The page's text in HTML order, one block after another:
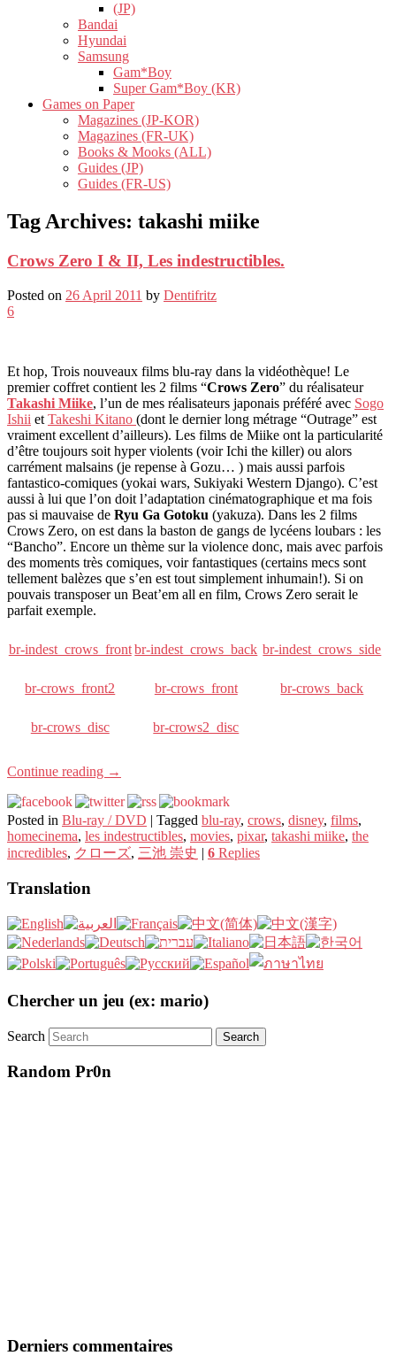
(JP)
Bandai
Hyundai
Samsung
Gam*Boy
Super Gam*Boy (KR)
Games on Paper
Magazines (JP-KOR)
Magazines (FR-UK)
Books & Mooks (ALL)
Guides (JP)
Guides (FR-US)
Tag Archives: takashi miike
Crows Zero I & II, Les indestructibles.
Posted on 26 April 2011 by Dentifritz
6
Et hop, Trois nouveaux films blu-ray dans la vidéothèque! Le
premier coffret contient les 2 films “Crows Zero” du réalisateur
Takashi Miike, l’un de mes réalisateurs japonais préféré avec Sogo
Ishii et Takeshi Kitano (dont le dernier long métrage “Outrage” est
vraiment excellent d’ailleurs). Les films de Miike ont la particularité
d’être toujours soit hyper violents (voir Ichi the killer) ou alors
carrément malsains (je repense à Gozu… ) mais aussi parfois
fantastico-comiques (yokai wars, Sukiyaki Western Django). C’est
aussi à lui que l’on doit l’adaptation cinématographique et ma fois
pas si mauvaise de Ryu Ga Gotoku (yakuza). Dans les 2 films
Crows Zero, on est dans la baston de gangs de lycéens loubars : les
“Bancho”. Encore un thème sur la violence donc, mais avec parfois
des moments très comiques, voir fantastiques (certains mecs sont
tellement balèzes que s’en est tout simplement inhumain!). Si on
pouvais transposer un Beat’em all en film, Crows Zero serait le
parfait exemple.
br-indest_crows_front br-indest_crows_back br-indest_crows_side
br-crows_front2 br-crows_front br-crows_back
br-crows_disc br-crows2_disc
Continue reading →
Posted in Blu-ray / DVD | Tagged blu-ray, crows, disney, films,
homecinema, les indestructibles, movies, pixar, takashi miike, the
incredibles, クローズ, 三池 崇史 | 6 Replies
Translation
Chercher un jeu (ex: mario)
Search
Random Pr0n
Derniers commentaires